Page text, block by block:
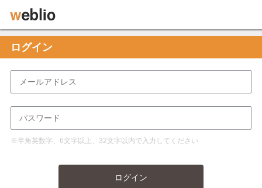
ログイン
※半角英数字、6文字以上、32文字以内で入力してください
ログイン